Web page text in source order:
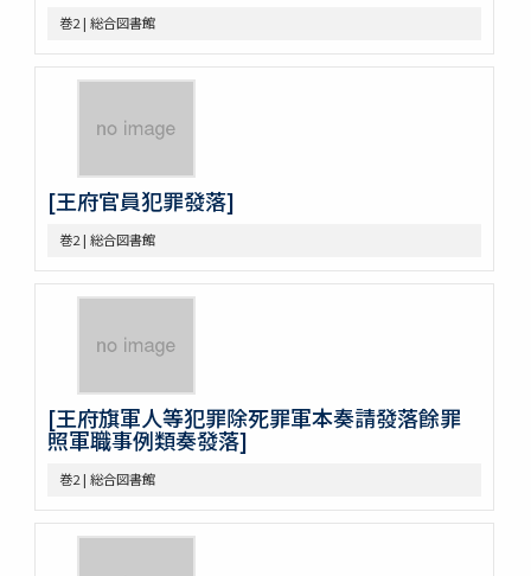
巻31
巻33
巻38
巻40
巻41
巻42
巻44
巻46
巻47
巻48
巻49
巻50
不分巻1
巻2 | 総合図書館
[王府官員犯罪發落]
巻2 | 総合図書館
[王府旗軍人等犯罪除死罪軍本奏請發落餘罪
照軍職事例類奏發落]
巻2 | 総合図書館